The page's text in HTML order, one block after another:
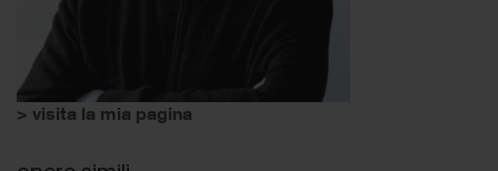
> visita la mia pagina